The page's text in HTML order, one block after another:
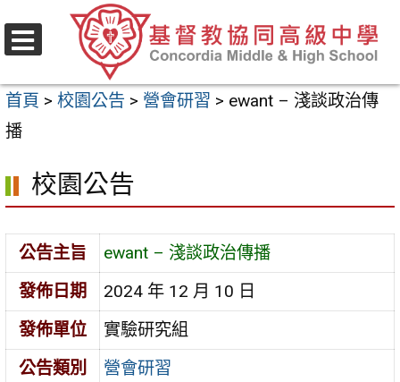
至
要
內
區
首頁 > 校園公告 > 營會研習 > ewant – 淺談政治傳
播
校園公告
公告主旨
ewant – 淺談政治傳播
發佈日期
2024 年 12 月 10 日
發佈單位
實驗研究組
公告類別
營會研習
選
單